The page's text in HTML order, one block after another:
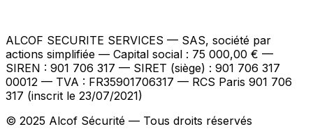
ALCOF SECURITE SERVICES — SAS, société par
actions simplifiée — Capital social : 75 000,00 € —
SIREN : 901 706 317 — SIRET (siège) : 901 706 317
00012 — TVA : FR35901706317 — RCS Paris 901 706
317 (inscrit le 23/07/2021)
© 2025 Alcof Sécurité — Tous droits réservés